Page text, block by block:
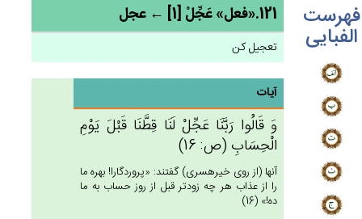
فهرست
الفبایی
121.«فعل» عَجِّلْ [1] ← عجل
تعجیل کن
آیات
وَ قَالُوا رَبَّنَا عَجِّلْ‌ لَنَا قِطَّنَا قَبْل‌َ يَوْم‌ِ
الْحِسَاب‌ِ (ص: 16)
آنها (از روى خيره‏سرى) گفتند: «پروردگارا! بهره ما
را از عذاب هر چه زودتر قبل از روز حساب به ما
ده!» (16)